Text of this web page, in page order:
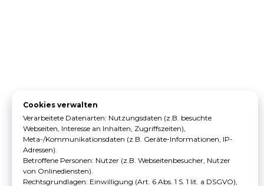
Cookies verwalten
Verarbeitete Datenarten: Nutzungsdaten (z.B. besuchte
Webseiten, Interesse an Inhalten, Zugriffszeiten),
Meta-/Kommunikationsdaten (z.B. Geräte-Informationen, IP-
Adressen).
Betroffene Personen: Nutzer (z.B. Webseitenbesucher, Nutzer
von Onlinediensten).
Rechtsgrundlagen: Einwilligung (Art. 6 Abs. 1 S. 1 lit. a DSGVO),